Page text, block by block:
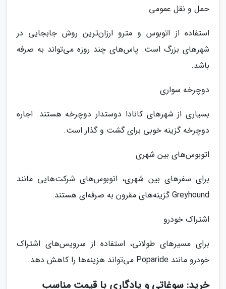
حمل و نقل عمومی
استفاده از اتوبوس و مترو ارزان‌ترین روش جابجایی در
شهرهای بزرگ است. پاس‌های چند روزه می‌تواند به صرفه
باشد.
دوچرخه سواری
بسیاری از شهرهای کانادا دوستدار دوچرخه هستند. اجاره
دوچرخه گزینه خوبی برای گشت و گذار است.
اتوبوس‌های بین شهری
برای سفرهای بین شهری، اتوبوس‌های شرکت‌هایی مانند
Greyhound گزینه‌های مقرون به صرفه‌ای هستند.
اشتراک خودرو
برای مسیرهای طولانی، استفاده از سرویس‌های اشتراک
خودرو مانند Poparide می‌تواند هزینه‌ها را کاهش دهد.
خرید: سوغاتی و یادگاری با قیمت مناسب